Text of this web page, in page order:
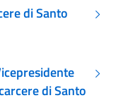
di Santo
di Santo